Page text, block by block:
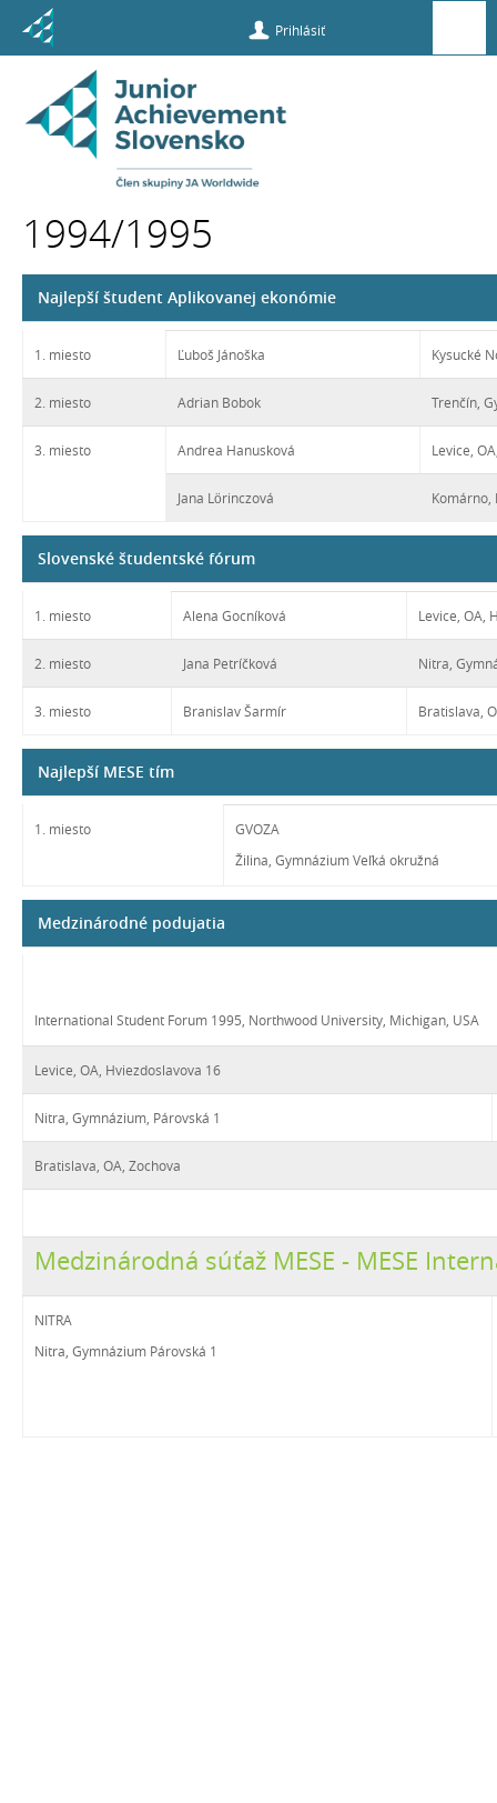
Prihlásiť
1994/1995
Najlepší študent Aplikovanej ekonómie
1. miesto Ľuboš Jánoška Kysucké
2. miesto Adrian Bobok Trenčín,
3. miesto Andrea Hanusková Levice,
Jana Lörinczová Komárno,
Slovenské študentské fórum
1. miesto Alena Gocníková Levice, OA,
2. miesto Jana Petríčková Nitra,
3. miesto Branislav Šarmír Bratislava,
Najlepší MESE tím
1. miesto
GVOZA
Žilina, Gymnázium Veľká okružná
Medzinárodné podujatia
International Student Forum 1995, Northwood University, Michigan, USA
Levice, OA, Hviezdoslavova 16
Nitra, Gymnázium, Párovská 1
Bratislava, OA, Zochova
Medzinárodná súťaž MESE - MESE
NITRA
Nitra, Gymnázium Párovská 1